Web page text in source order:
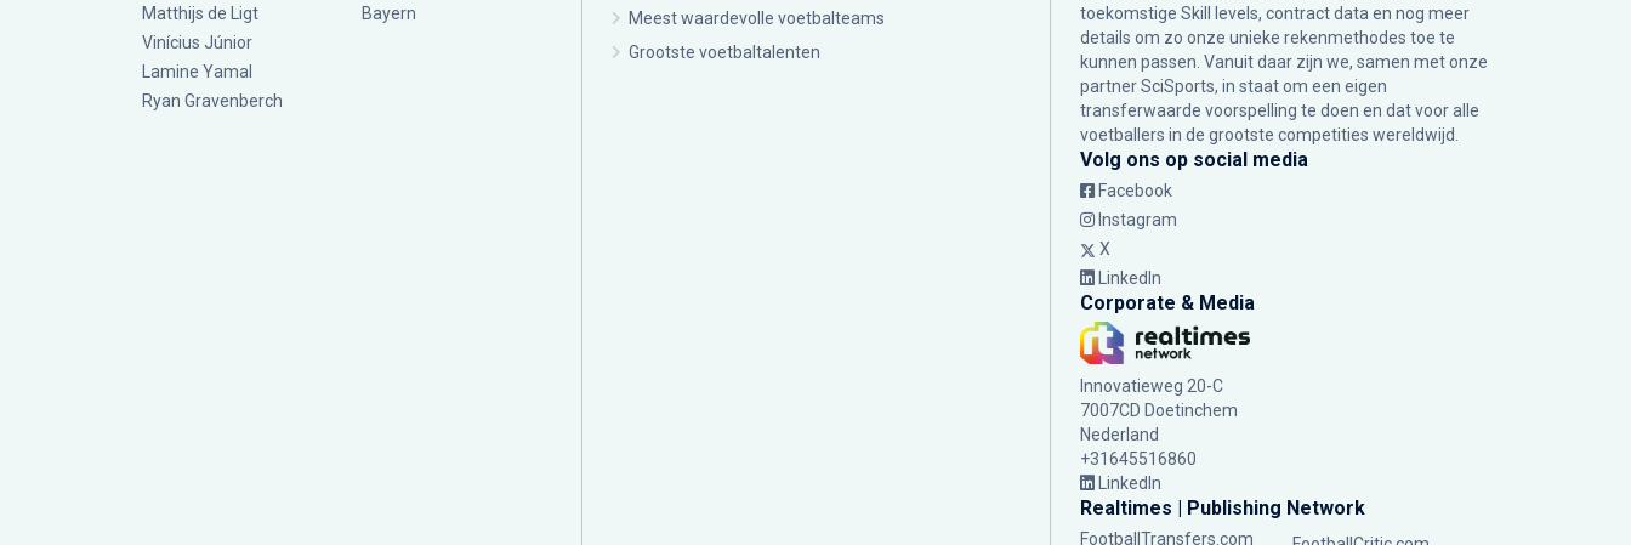
Matthijs de Ligt
Vinícius Júnior
Lamine Yamal
Ryan Gravenberch
Bayern
Meest waardevolle voetbalteams
Grootste voetbaltalenten
toekomstige Skill levels, contract data en nog meer
details om zo onze unieke rekenmethodes toe te
kunnen passen. Vanuit daar zijn we, samen met onze
partner SciSports, in staat om een eigen
transferwaarde voorspelling te doen en dat voor alle
voetballers in de grootste competities wereldwijd.
Volg ons op social media
Facebook
Instagram
X
LinkedIn
Corporate & Media
Innovatieweg 20-C
7007CD Doetinchem
Nederland
+31645516860
LinkedIn
Realtimes | Publishing Network
FootballTransfers.com